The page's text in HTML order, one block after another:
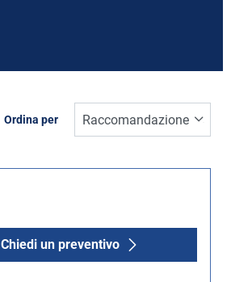
Ordina per
Chiedi un preventivo